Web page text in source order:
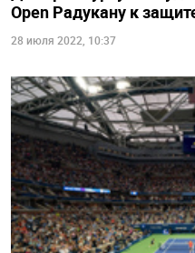
Open Радукану к
28 июля 2022, 10:37